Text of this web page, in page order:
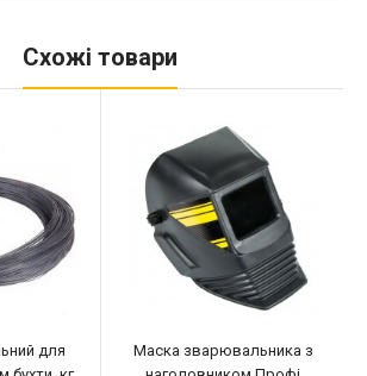
Схожі товари
для
Маска зварювальника з